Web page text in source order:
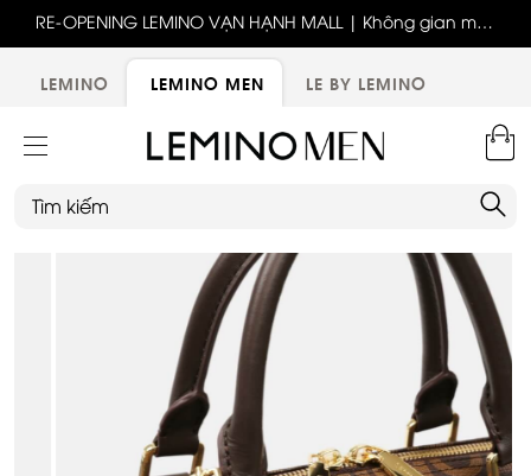
RE-OPENING LEMINO VẠN HẠNH MALL | Không gian mới,
trải nghiệm mới, ưu đãi tri ân đặc biệt
LEMINO
LEMINO MEN LE BY LEMINO